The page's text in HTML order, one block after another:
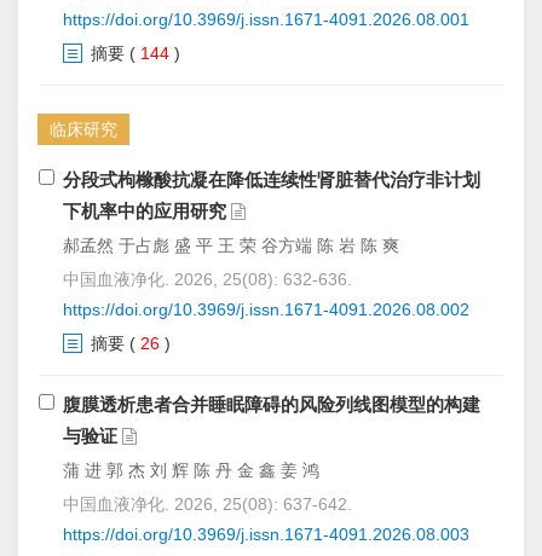
https://doi.org/10.3969/j.issn.1671-4091.2026.08.001
摘要 ( 144 )
临床研究
分段式枸橼酸抗凝在降低连续性肾脏替代治疗非计划
下机率中的应用研究
郝孟然 于占彪 盛 平 王 荣 谷方端 陈 岩 陈 爽
中国血液净化. 2026, 25(08): 632-636.
https://doi.org/10.3969/j.issn.1671-4091.2026.08.002
摘要 ( 26 )
腹膜透析患者合并睡眠障碍的风险列线图模型的构建
与验证
蒲 进 郭 杰 刘 辉 陈 丹 金 鑫 姜 鸿
中国血液净化. 2026, 25(08): 637-642.
https://doi.org/10.3969/j.issn.1671-4091.2026.08.003